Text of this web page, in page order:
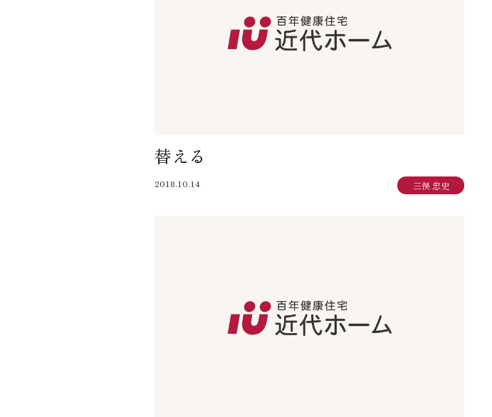
替える
2018.10.14 三俣 忠史